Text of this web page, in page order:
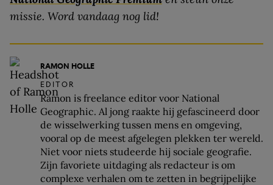
missie. Word vandaag nog lid!
RAMON HOLLE
EDITOR
Ramon is freelance editor voor National
Geographic. Al jong raakte hij gefascineerd door
de wisselwerking tussen mens en omgeving,
vooral op de meest afgelegen plekken ter wereld.
Niet voor niets studeerde hij sociale geografie.
Zijn favoriete uitdaging als redacteur is om
complexe verhalen om te zetten in begrijpelijke